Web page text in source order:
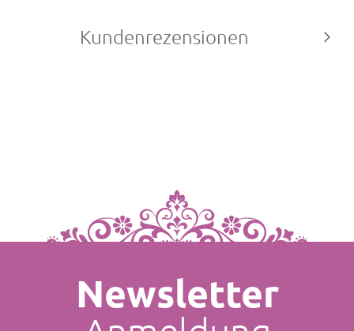
Kundenrezensionen
Newsletter